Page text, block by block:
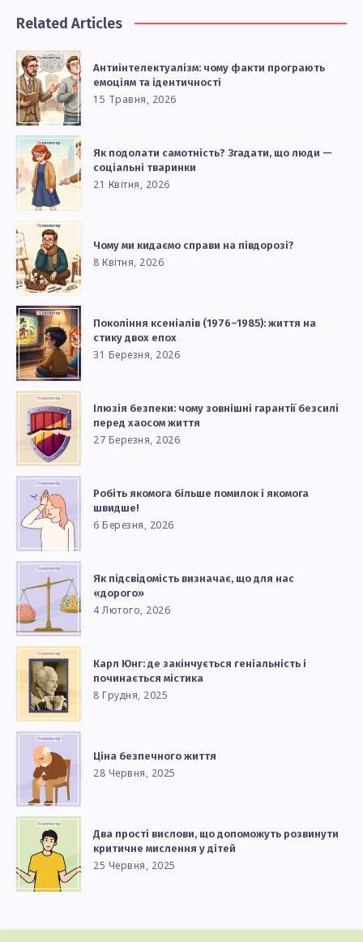
Related Articles
Антиінтелектуалізм: чому факти програють
емоціям та ідентичності
15 Травня, 2026
Як подолати самотність? Згадати, що люди —
соціальні тваринки
21 Квітня, 2026
Чому ми кидаємо справи на півдорозі?
8 Квітня, 2026
Покоління ксеніалів (1976–1985): життя на
стику двох епох
31 Березня, 2026
Ілюзія безпеки: чому зовнішні гарантії безсилі
перед хаосом життя
27 Березня, 2026
Робіть якомога більше помилок і якомога
швидше!
6 Березня, 2026
Як підсвідомість визначає, що для нас
«дорого»
4 Лютого, 2026
Карл Юнг: де закінчується геніальність і
починається містика
8 Грудня, 2025
Ціна безпечного життя
28 Червня, 2025
Два прості вислови, що допоможуть розвинути
критичне мислення у дітей
25 Червня, 2025